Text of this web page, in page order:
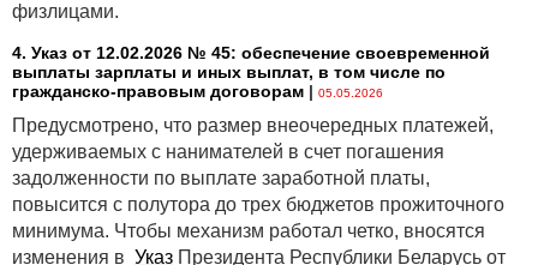
физлицами.
4. Указ от 12.02.2026 № 45: обеспечение своевременной
выплаты зарплаты и иных выплат, в том числе по
гражданско-правовым договорам | 05.05.2026
Предусмотрено, что размер внеочередных платежей,
удерживаемых с нанимателей в счет погашения
задолженности по выплате заработной платы,
повысится с полутора до трех бюджетов прожиточного
минимума. Чтобы механизм работал четко, вносятся
изменения в Указ Президента Республики Беларусь от